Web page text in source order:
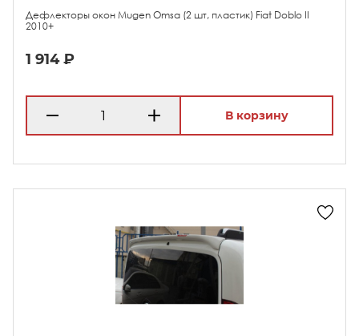
Дефлекторы окон Mugen Omsa (2 шт, пластик) Fiat Doblo II
2010+
1 914 ₽
В корзину